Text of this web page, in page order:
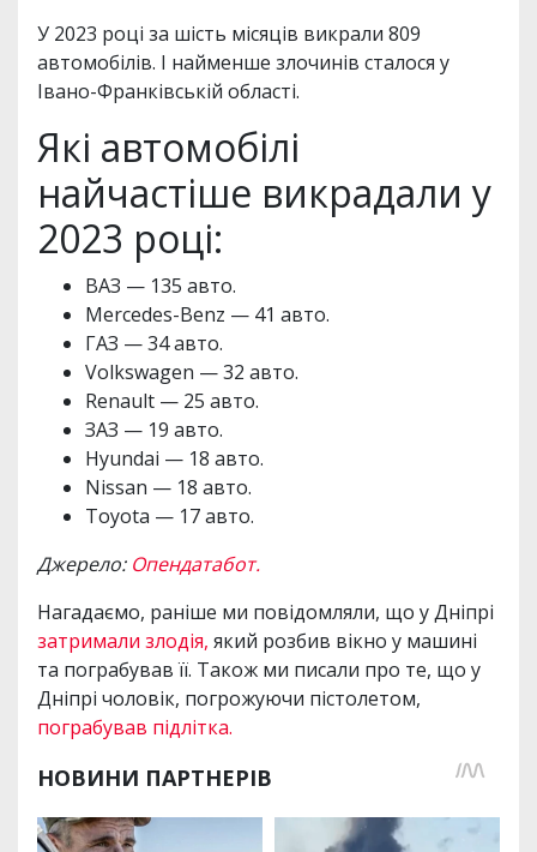
У 2023 році за шість місяців викрали 809
автомобілів. І найменше злочинів сталося у
Івано-Франківській області.
Які автомобілі
найчастіше викрадали у
2023 році:
ВАЗ — 135 авто.
Mercedes-Benz — 41 авто.
ГАЗ — 34 авто.
Volkswagen — 32 авто.
Renault — 25 авто.
ЗАЗ — 19 авто.
Hyundai — 18 авто.
Nissan — 18 авто.
Toyota — 17 авто.
Джерело: Опендатабот.
Нагадаємо, раніше ми повідомляли, що у Дніпрі
затримали злодія, який розбив вікно у машині
та пограбував її. Також ми писали про те, що у
Дніпрі чоловік, погрожуючи пістолетом,
пограбував підлітка.